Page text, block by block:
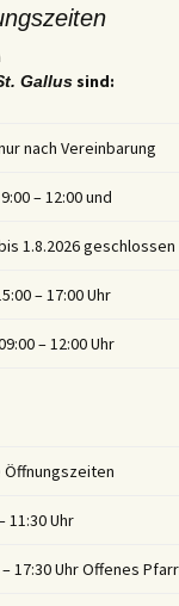
Gallus sind:
nach Vereinbarung
9:00 – 12:00 und
1.8.2026 geschlossen
– 17:00 Uhr
– 12:00 Uhr
Öffnungszeiten
11:30 Uhr
– 17:30 Uhr Offenes